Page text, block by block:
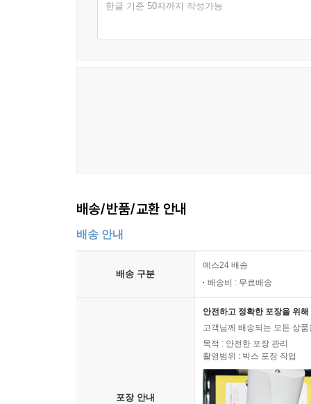
한글 기준 50자까지 작성가능
배송/반품/교환 안내
배송 안내
배송 구분
예스24 배송
배송비 : 무료배송
포장 안내
안전하고 정확한 포장을 위
고객님께 배송되는 모든 상
목적 : 안전한 포장 관리
촬영범위 : 박스 포장 작업